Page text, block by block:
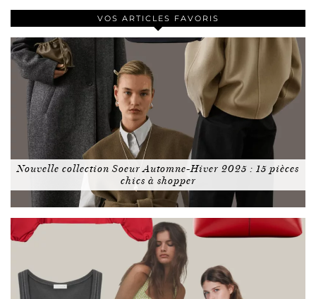
VOS ARTICLES FAVORIS
Nouvelle collection Soeur Automne-Hiver 2025 : 15 pièces
chics à shopper